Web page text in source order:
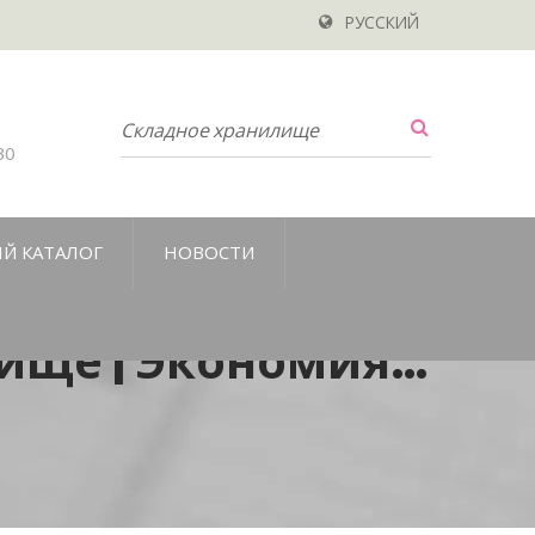
РУССКИЙ
КАТАЛОГ НОВОСТИ
| Экономия
Рабочих